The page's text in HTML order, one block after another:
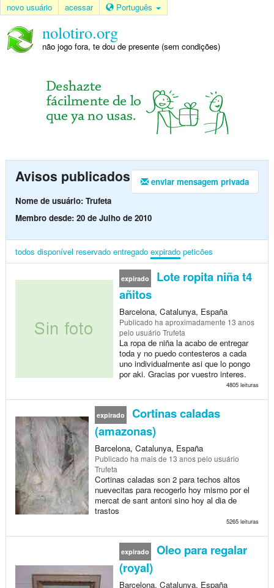
novo usuário acessar Português
nolotiro.org
não jogo fora, te dou de presente (sem condições)
enviar mensagem privada
Avisos publicados
Nome de usuário: Trufeta
Membro desde: 20 de Julho de 2010
todos disponível reservado entregado expirado peticões
expirado
Lote ropita niña t4
añitos
Barcelona, Catalunya, España
Publicado ha aproximadamente 13 anos
pelo usuário Trufeta
La ropa de niña la acabo de entregar
toda y no puedo contesteros a cada
uno individualmente asi que lo pongo
por aki. Gracias por vuestro interes.
4805 leituras
expirado
Cortinas caladas
(amazonas)
Barcelona, Catalunya, España
Publicado ha mais de 13 anospelo usuário
Trufeta
Cortinas caladas son 2 para techos altos
nuevecitas para recogerlo hoy mismo por el
mercat de sant antoni sino hoy al dia de
trastos
5265 leituras
expirado
Oleo para regalar
(royal)
Barcelona, Catalunya, España